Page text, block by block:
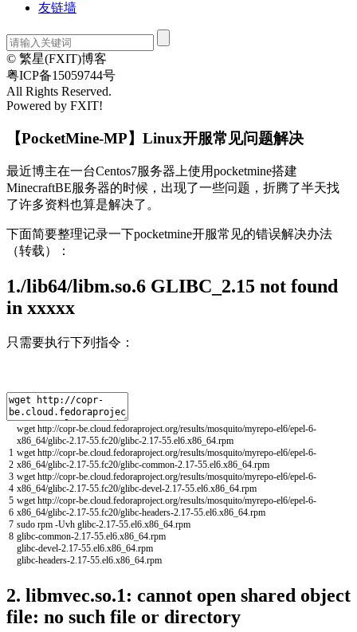
友链墙
© 繁星(FXIT)博客
粤ICP备15059744号
All Rights Reserved.
Powered by FXIT!
【PocketMine-MP】Linux开服常见问题解决
最近博主在一台Centos7服务器上使用pocketmine搭建
MinecraftBE服务器的时候，出现了一些问题，折腾了半天找
了许多资料也算是解决了。
下面简要整理记录一下pocketmine开服常见的错误解决办法
（转载）：
1./lib64/libm.so.6 GLIBC_2.15 not found
in xxxxx
只需要执行下列指令：
1
2
3
4
5
6
7
8
wgethttp://copr-be.cloud.fedoraproject.org/results/mosquito/myrepo-el6/epel-6-
x86_64/glibc-2.17-55.fc20/glibc-2.17-55.el6.x86_64.rpm
wgethttp://copr-be.cloud.fedoraproject.org/results/mosquito/myrepo-el6/epel-6-
x86_64/glibc-2.17-55.fc20/glibc-common-2.17-55.el6.x86_64.rpm
wgethttp://copr-be.cloud.fedoraproject.org/results/mosquito/myrepo-el6/epel-6-
x86_64/glibc-2.17-55.fc20/glibc-devel-2.17-55.el6.x86_64.rpm
wgethttp://copr-be.cloud.fedoraproject.org/results/mosquito/myrepo-el6/epel-6-
x86_64/glibc-2.17-55.fc20/glibc-headers-2.17-55.el6.x86_64.rpm
sudo rpm -Uvh glibc-2.17-55.el6.x86_64.rpm
glibc-common-2.17-55.el6.x86_64.rpm
glibc-devel-2.17-55.el6.x86_64.rpm
glibc-headers-2.17-55.el6.x86_64.rpm
2. libmvec.so.1: cannot open shared object
file: no such file or directory